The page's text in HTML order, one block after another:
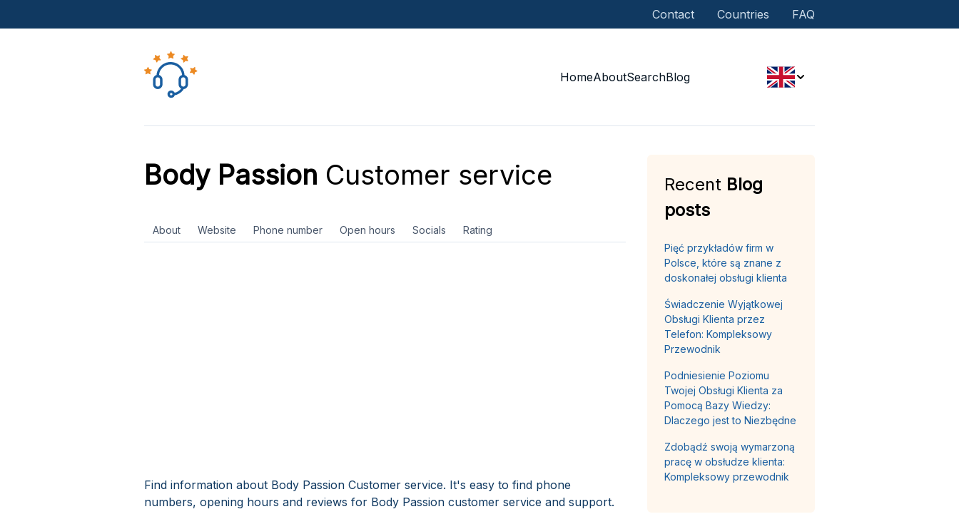
Contact Countries FAQ
HomeAboutSearchBlog
Body Passion Customer service
About Website Phone number Open hours Socials Rating
Find information about Body Passion Customer service. It's easy to find phone
numbers, opening hours and reviews for Body Passion customer service and support.
Recent Blog
posts
Pięć przykładów firm w
Polsce, które są znane z
doskonałej obsługi klienta
Świadczenie Wyjątkowej
Obsługi Klienta przez
Telefon: Kompleksowy
Przewodnik
Podniesienie Poziomu
Twojej Obsługi Klienta za
Pomocą Bazy Wiedzy:
Dlaczego jest to Niezbędne
Zdobądź swoją wymarzoną
pracę w obsłudze klienta:
Kompleksowy przewodnik